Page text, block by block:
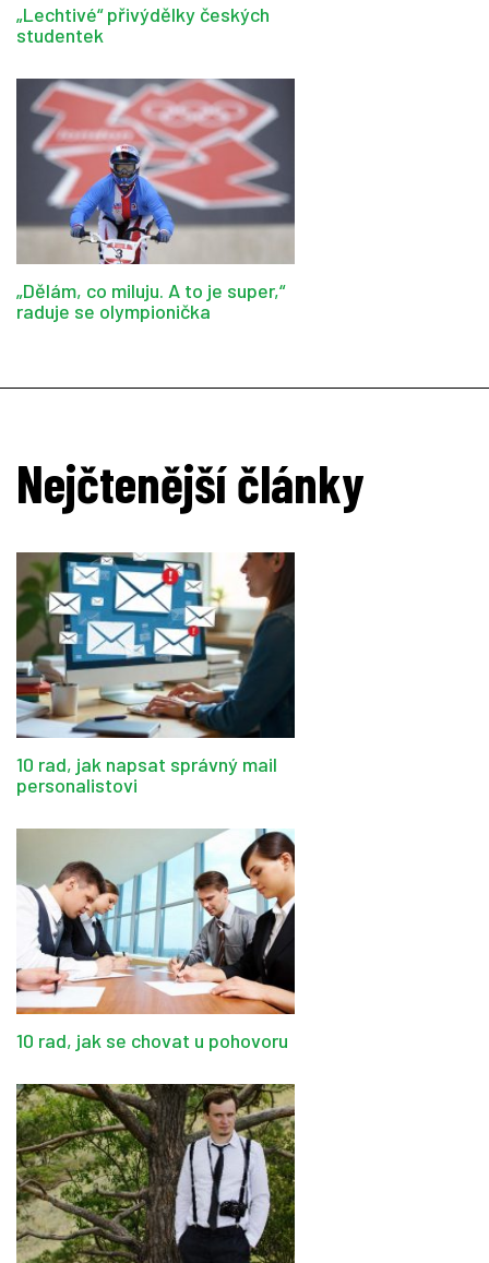
„Lechtivé“ přivýdělky českých
studentek
„Dělám, co miluju. A to je super,“
raduje se olympionička
Nejčtenější články
10 rad, jak napsat správný mail
personalistovi
10 rad, jak se chovat u pohovoru